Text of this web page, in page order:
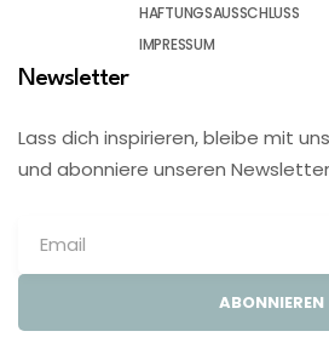
HAFTUNGSAUSSCHLUSS
IMPRESSUM
Newsletter
Lass dich inspirieren, bleibe mit
und abonniere unseren
ABONNIEREN